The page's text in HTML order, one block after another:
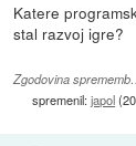
Katere
stal razvoj igre?
Zgodovina
spremenil:japol(